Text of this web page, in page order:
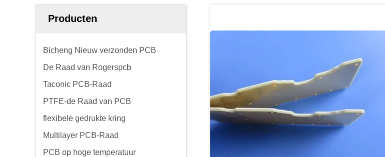
Producten
Bicheng Nieuw verzonden PCB
De Raad van Rogerspcb
Taconic PCB-Raad
PTFE-de Raad van PCB
flexibele gedrukte kring
Multilayer PCB-Raad
PCB op hoge temperatuur